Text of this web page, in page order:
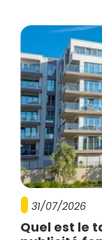
31/07/2026
Quel est le